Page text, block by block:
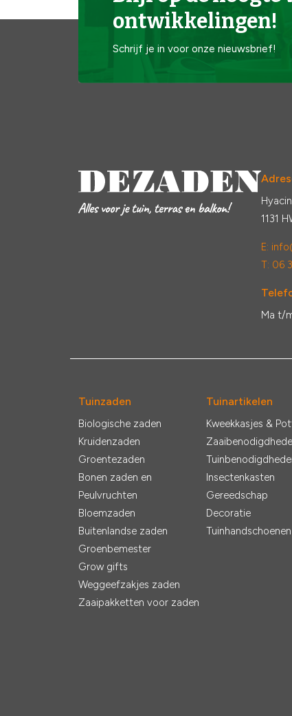
ontwikkelingen!
Schrijf je in voor onze nieuwsbrief!
1131
E:
T: 06
Ma t/
Tuinzaden
Biologische zaden
Kruidenzaden
Groentezaden
Bonen zaden en
Peulvruchten
Bloemzaden
Buitenlandse zaden
Groenbemester
Grow gifts
Weggeefzakjes zaden
Zaaipakketten voor zaden
Tuinartikelen
Kweekkasjes &
Insectenkasten
Gereedschap
Decoratie
Tuinhandschoenen